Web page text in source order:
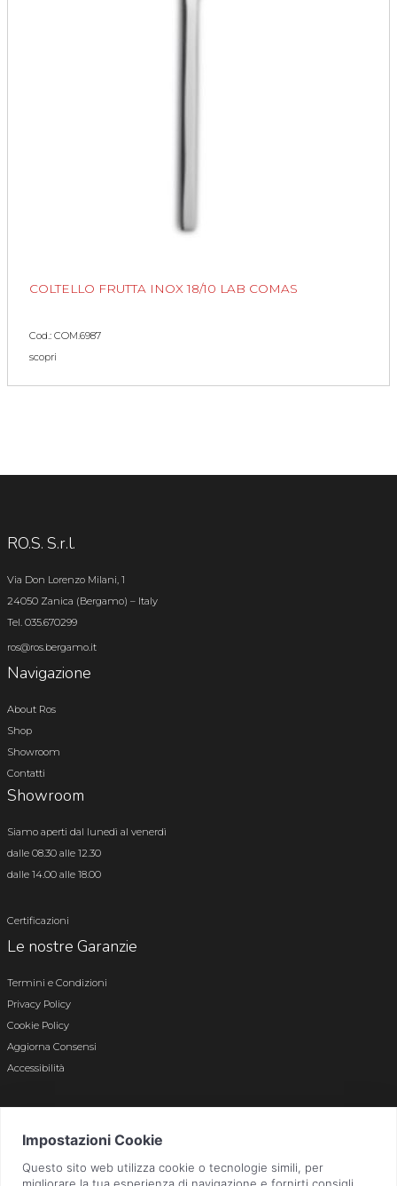
COLTELLO FRUTTA INOX 18/10 LAB COMAS
Cod.: COM.6987
scopri
RO.S. S.r.l.
Via Don Lorenzo Milani, 1
24050 Zanica (Bergamo) – Italy
Tel. 035.670299
ros@ros.bergamo.it
Navigazione
About Ros
Shop
Showroom
Contatti
Showroom
Siamo aperti dal lunedì al venerdì
dalle 08.30 alle 12.30
dalle 14.00 alle 18.00
Certificazioni
Le nostre Garanzie
Termini e Condizioni
Privacy Policy
Cookie Policy
Aggiorna Consensi
Accessibilità
Bergamo n. 01496180165 · Capitale Sociale i.v. € 800.000,00